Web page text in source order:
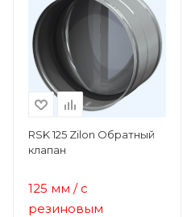
RSK 125 Zilon Обратный
клапан
125 мм / с
резиновым